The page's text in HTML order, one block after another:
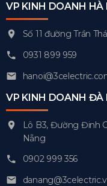
VP KINH DOANH HÀ
Số 11 đường Trần
0931 899 959
VP KINH DOANH ĐÀ
Lô B3, Đường Đinh
Nẵng
0902 999 356